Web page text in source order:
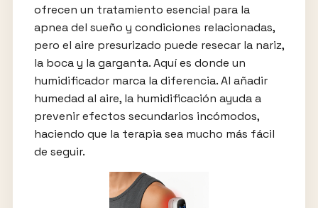
ofrecen un tratamiento esencial para la
apnea del sueño y condiciones relacionadas,
pero el aire presurizado puede resecar la nariz,
la boca y la garganta. Aquí es donde un
humidificador marca la diferencia. Al añadir
humedad al aire, la humidificación ayuda a
prevenir efectos secundarios incómodos,
haciendo que la terapia sea mucho más fácil
de seguir.